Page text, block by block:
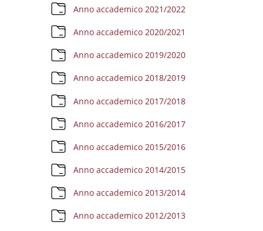
Anno accademico 2021/2022
Anno accademico 2020/2021
Anno accademico 2019/2020Cartella
Anno accademico 2018/2019Cartella
Anno accademico 2017/2018Cartella
Anno accademico 2016/2017Cartella
Anno accademico 2015/2016Cartella
Anno accademico 2014/2015Cartella
Anno accademico 2013/2014Cartella
Anno accademico 2012/2013